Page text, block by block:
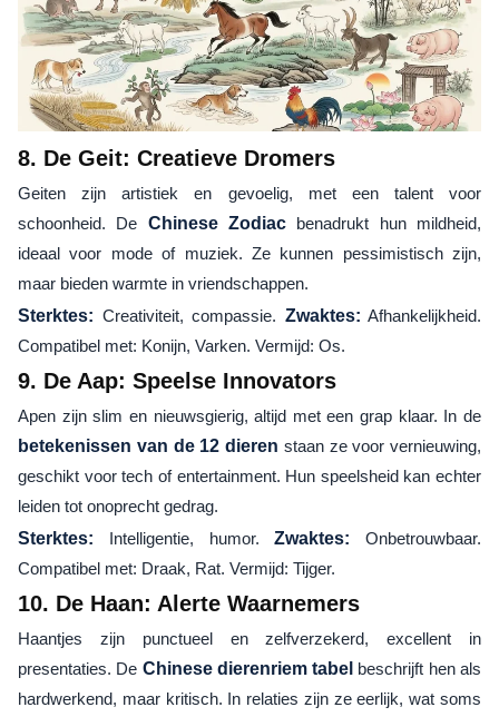
8. De Geit: Creatieve Dromers
Geiten zijn artistiek en gevoelig, met een talent voor
schoonheid. De Chinese Zodiac benadrukt hun mildheid,
ideaal voor mode of muziek. Ze kunnen pessimistisch zijn,
maar bieden warmte in vriendschappen.
Sterktes: Creativiteit, compassie. Zwaktes: Afhankelijkheid.
Compatibel met: Konijn, Varken. Vermijd: Os.
9. De Aap: Speelse Innovators
Apen zijn slim en nieuwsgierig, altijd met een grap klaar. In de
betekenissen van de 12 dieren staan ze voor vernieuwing,
geschikt voor tech of entertainment. Hun speelsheid kan echter
leiden tot onoprecht gedrag.
Sterktes: Intelligentie, humor.Zwaktes: Onbetrouwbaar.
Compatibel met: Draak, Rat. Vermijd: Tijger.
10. De Haan: Alerte Waarnemers
Haantjes zijn punctueel en zelfverzekerd, excellent in
presentaties. De Chinese dierenriem tabel beschrijft hen als
hardwerkend, maar kritisch. In relaties zijn ze eerlijk, wat soms